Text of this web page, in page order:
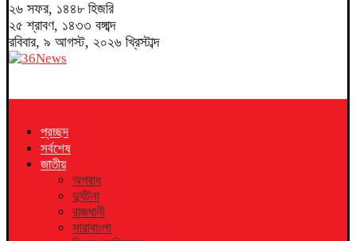
২৬ সফর, ১৪৪৮ হিজরি
২৫ শ্রাবণ, ১৪৩৩ বঙ্গাব্দ
রবিবার, ৯ আগস্ট, ২০২৬ খ্রিস্টাব্দ
প্রচ্ছদ
সর্বশেষ
জাতীয়
অপরাধ
দুর্ঘটনা
রাজধানী
সারাবাংলা